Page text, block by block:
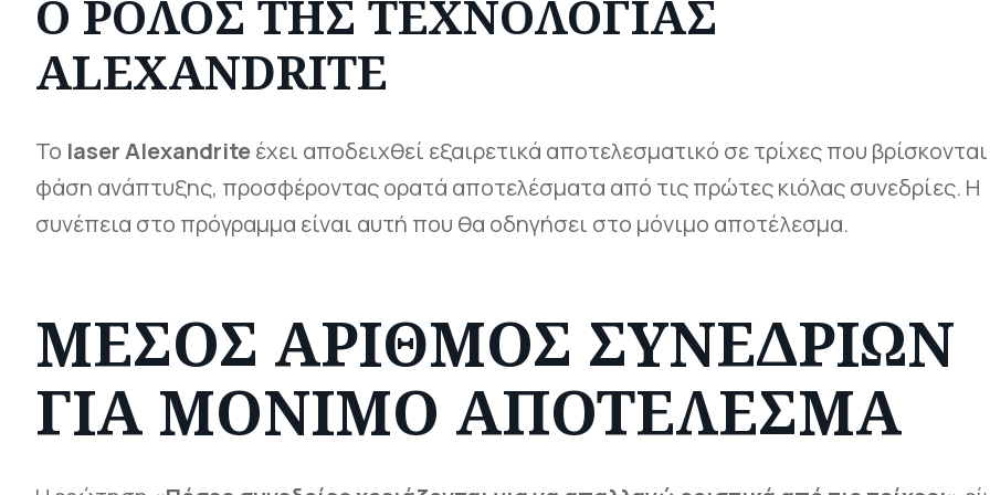
Ο ΡΌΛΟΣ ΤΗΣ ΤΕΧΝΟΛΟΓΊΑΣ
ALEXANDRITE
Το laser Alexandriteέχει αποδειχθεί εξαιρετικά αποτελεσματικό σε τρίχες που
φάση ανάπτυξης, προσφέροντας ορατά αποτελέσματα από τις πρώτες κιόλας συνεδρίες. Η
συνέπεια στο πρόγραμμα είναι αυτή που θα οδηγήσει στο μόνιμο αποτέλεσμα.
ΜΈΣΟΣ ΑΡΙΘΜΌΣ ΣΥΝΕΔΡΙΏΝ
ΓΙΑ ΜΌΝΙΜΟ ΑΠΟΤΈΛΕΣΜΑ